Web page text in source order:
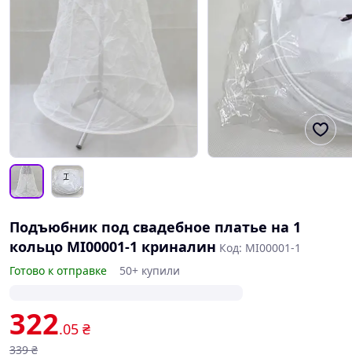
Подъюбник под свадебное платье на 1
кольцо MI00001-1 криналин Код: MI00001-1
Готово к отправке
50+ купили
322.05 ₴
339 ₴